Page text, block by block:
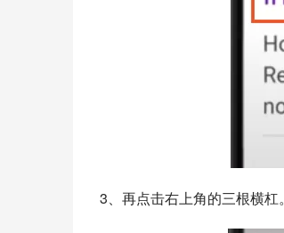
3、再点击右上角的三根横杠。